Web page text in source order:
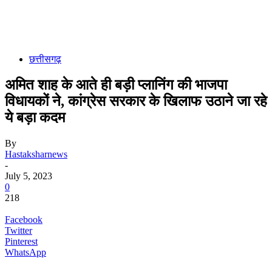
छत्तीसगढ़
अमित शाह के आते ही बड़ी प्लानिंग की भाजपा
विधायकों ने, कांग्रेस सरकार के खिलाफ उठाने जा रहे
ये बड़ा कदम
By
Hastaksharnews
-
July 5, 2023
0
218
Facebook
Twitter
Pinterest
WhatsApp